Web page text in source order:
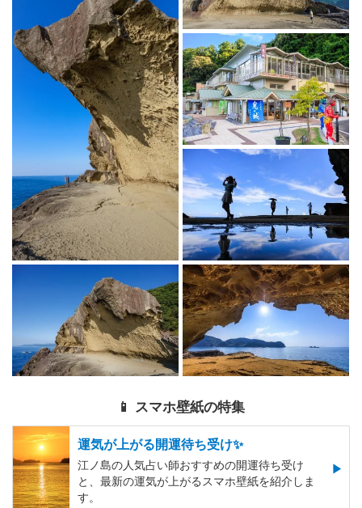
📱 スマホ壁紙の特集
運気が上がる開運待ち受け✨
江ノ島の人気占い師おすすめの開運待ち受け
と、最新の運気が上がるスマホ壁紙を紹介しま
す。